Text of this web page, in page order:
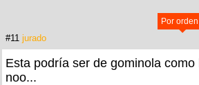
Por
#11 jurado
Esta podría ser de gominola
noo...